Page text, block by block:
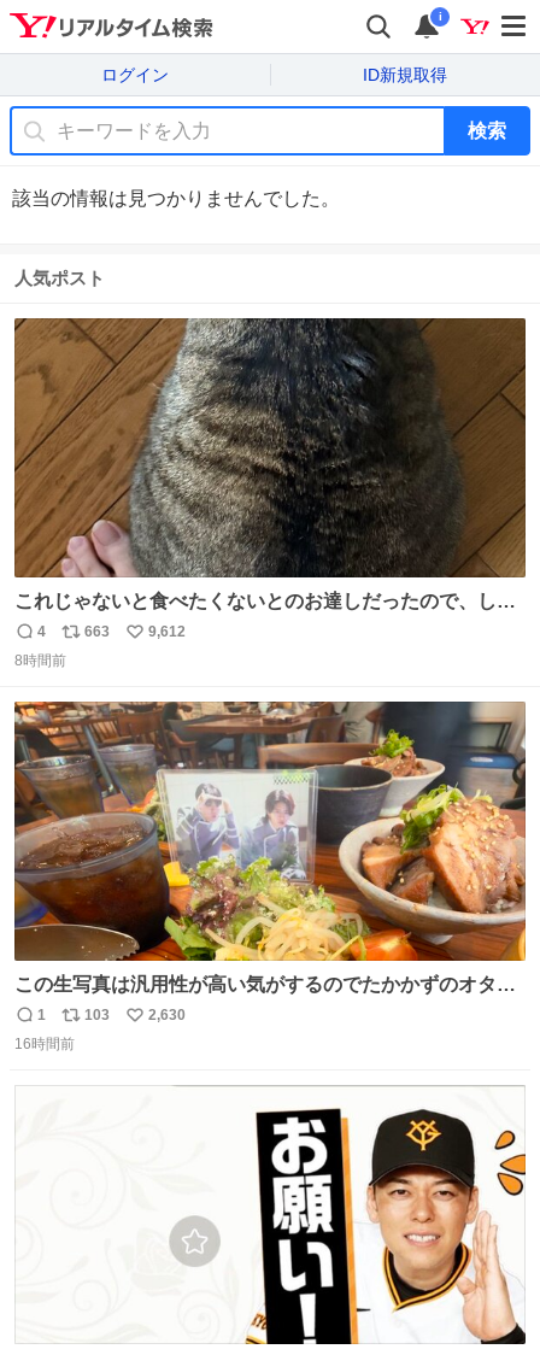
i
ログイン ID新規取得
検索
該当の情報は見つかりませんでした。
人気ポスト
これじゃないと食べたくないとのお達しだったので、しっ
ぽ置き場係になっている
返
信
4
リ
ポ
ト
数
663
い
数
9,612
8時間前
この生写真は汎用性が高い気がするのでたかかずのオタク
は絶対買った方が良いw
返
信
1
リ
ポ
103
い
2,630
16時間前